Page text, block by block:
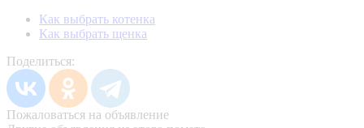
Как выбрать котенка
Как выбрать щенка
Поделиться:
Пожаловаться на объявление